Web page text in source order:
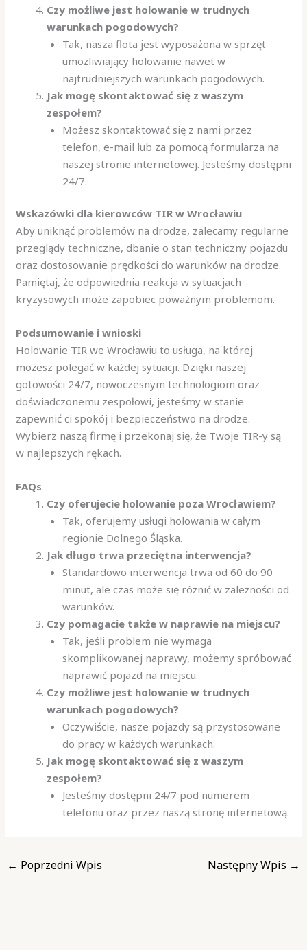
Czy możliwe jest holowanie w trudnych
warunkach pogodowych?
Tak, nasza flota jest wyposażona w sprzęt
umożliwiający holowanie nawet w
najtrudniejszych warunkach pogodowych.
Jak mogę skontaktować się z waszym
zespołem?
Możesz skontaktować się z nami przez
telefon, e-mail lub za pomocą formularza na
naszej stronie internetowej. Jesteśmy dostępni
24/7.
Wskazówki dla kierowców TIR w Wrocławiu
Aby uniknąć problemów na drodze, zalecamy regularne
przeglądy techniczne, dbanie o stan techniczny pojazdu
oraz dostosowanie prędkości do warunków na drodze.
Pamiętaj, że odpowiednia reakcja w sytuacjach
kryzysowych może zapobiec poważnym problemom.
Podsumowanie i wnioski
Holowanie TIR we Wrocławiu to usługa, na której
możesz polegać w każdej sytuacji. Dzięki naszej
gotowości 24/7, nowoczesnym technologiom oraz
doświadczonemu zespołowi, jesteśmy w stanie
zapewnić ci spokój i bezpieczeństwo na drodze.
Wybierz naszą firmę i przekonaj się, że Twoje TIR-y są
w najlepszych rękach.
FAQs
Czy oferujecie holowanie poza Wrocławiem?
Tak, oferujemy usługi holowania w całym
regionie Dolnego Śląska.
Jak długo trwa przeciętna interwencja?
Standardowo interwencja trwa od 60 do 90
minut, ale czas może się różnić w zależności od
warunków.
Czy pomagacie także w naprawie na miejscu?
Tak, jeśli problem nie wymaga
skomplikowanej naprawy, możemy spróbować
naprawić pojazd na miejscu.
Czy możliwe jest holowanie w trudnych
warunkach pogodowych?
Oczywiście, nasze pojazdy są przystosowane
do pracy w każdych warunkach.
Jak mogę skontaktować się z waszym
zespołem?
Jesteśmy dostępni 24/7 pod numerem
telefonu oraz przez naszą stronę internetową.
← Poprzedni Wpis Następny Wpis →